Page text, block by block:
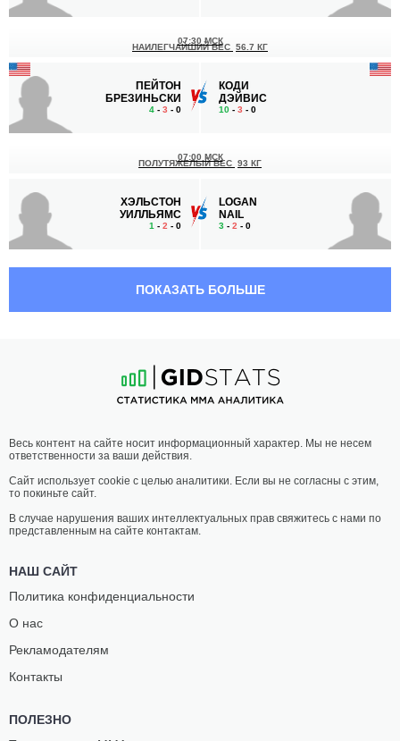
ПЕЙТОН
БРЕЗИНЬСКИ
4 - 3 - 0
07:30 МСК
НАИЛЕГЧАЙШИЙ ВЕС 56.7 КГ
КОДИ
ДЭЙВИС
10 - 3 - 0
ХЭЛЬСТОН
УИЛЛЬЯМС
1 - 2 - 0
07:00 МСК
ПОЛУТЯЖЕЛЫЙ ВЕС 93 КГ
LOGAN
NAIL
3 - 2 - 0
ХУФНЭГЛ
5-3- 0
05:30 МСК
ПОЛУТЯЖЕЛЫЙ ВЕС 93 КГ
МОТА
ПОКАЗАТЬ БОЛЬШЕ
Весь контент на сайте носит информационный характер. Мы не несем
ответственности за ваши действия.
Сайт использует cookie с целью аналитики. Если вы не согласны с этим,
то покиньте сайт.
В случае нарушения ваших интеллектуальных прав свяжитесь с нами по
представленным на сайте контактам.
НАШ САЙТ
Политика конфиденциальности
О нас
Рекламодателям
Контакты
ПОЛЕЗНО